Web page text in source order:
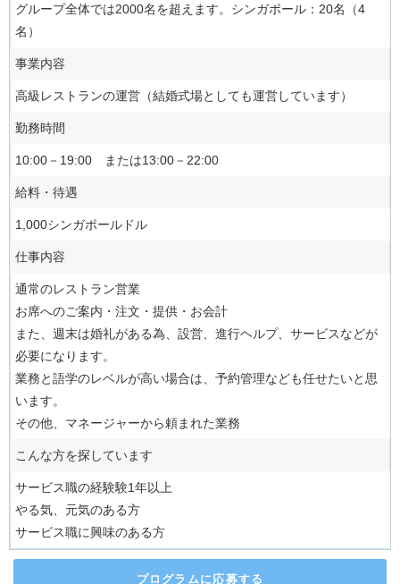
グループ全体では2000名を超えます。シンガポール：20名（4
名）
事業内容
高級レストランの運営（結婚式場としても運営しています）
勤務時間
10:00－19:00 または13:00－22:00
給料・待遇
1,000シンガポールドル
仕事内容
通常のレストラン営業
お席へのご案内・注文・提供・お会計
また、週末は婚礼がある為、設営、進行ヘルプ、サービスなどが
必要になります。
業務と語学のレベルが高い場合は、予約管理なども任せたいと思
います。
その他、マネージャーから頼まれた業務
こんな方を探しています
サービス職の経験験1年以上
やる気、元気のある方
サービス職に興味のある方
プログラムに応募する